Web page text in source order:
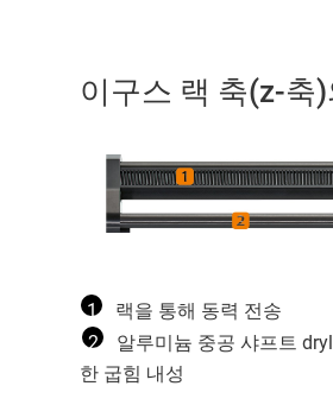
이구스 랙 축(z-축
1
랙을 통해 동력 전송
2
알루미늄 중공 샤프트
한 굽힘 내성